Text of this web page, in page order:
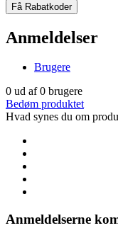
Få Rabatkoder
Anmeldelser
Brugere
0 ud af0 brugere
Bedøm produktet
Hvad synes du om
Anmeldelserne